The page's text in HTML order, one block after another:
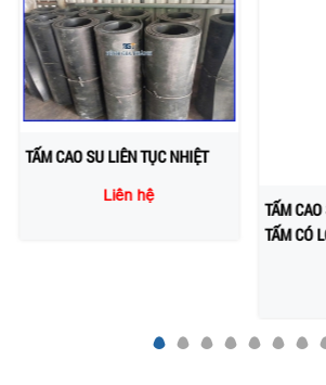
TẤM CAO SU LIÊN TỤC NHIỆT
Liên hệ